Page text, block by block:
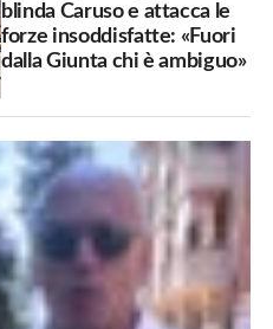
blinda Caruso e attacca le
forze insoddisfatte: «Fuori
dalla Giunta chi è ambiguo»